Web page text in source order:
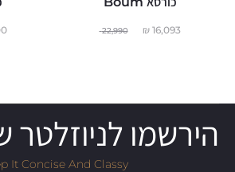
16,093
₪
22,990
הירשמו לניוזלטר
It Concise And Classy